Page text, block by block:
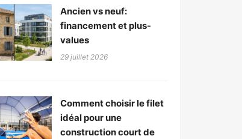
Ancien vs neuf:
financement et plus-
values
29 juillet 2026
Comment choisir le filet
idéal pour une
construction court de